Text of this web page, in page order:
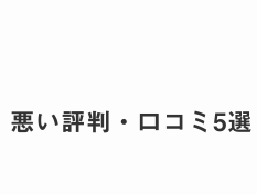
悪い評判・口コミ5選